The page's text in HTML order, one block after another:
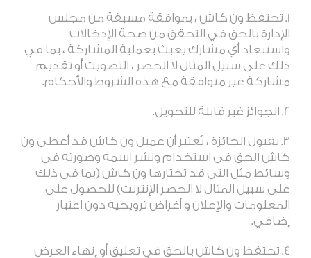
تحتفظ ون كاش ، بموافقة مسبقة من مجلس
الإدارة بالحق في التحقق من صحة الإدخالات
واستبعاد أي مشارك يعبث بعملية المشاركة ، بما في
ذلك على سبيل المثال لا الحصر ، التصويت أو تقديم
مشاركة غير متوافقة مع هذه الشروط والأحكام.
الجوائز غير قابلة للتحويل.
بقبول الجائزة ، يُعتبر أن عميل ون كاش قد أعطى ون
كاش الحق في استخدام ونشر اسمه وصورته في
وسائط مثل التي قد تختارها ون كاش (بما في ذلك
على سبيل المثال لا الحصر الإنترنت) للحصول على
المعلومات والإعلان و أغراض ترويجية دون اعتبار
إضافي.
تحتفظ ون كاش بالحق في تعليق أو إنهاء العرض